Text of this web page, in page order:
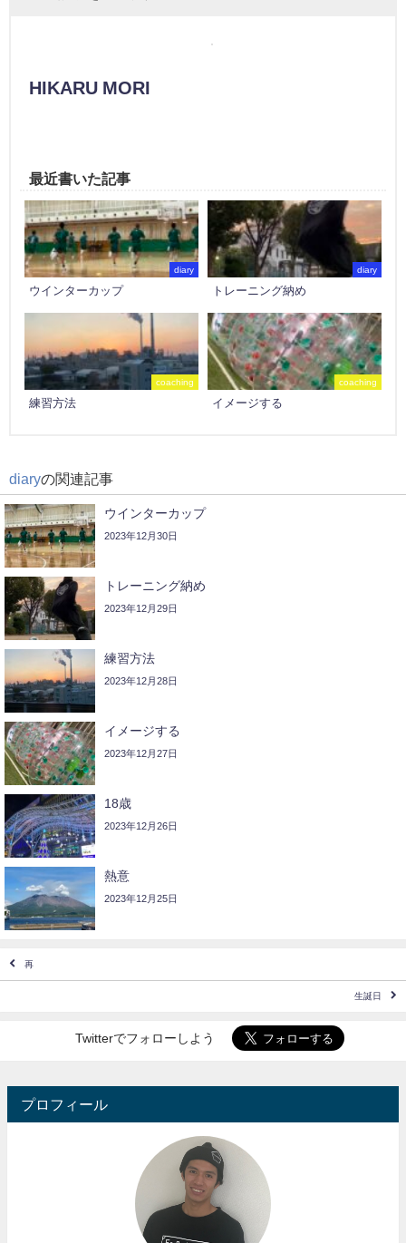
HIKARU MORI
最近書いた記事
diary
ウインターカップ
diary
トレーニング納め
coaching
練習方法
coaching
イメージする
diaryの関連記事
ウインターカップ
2023年12月30日
トレーニング納め
2023年12月29日
練習方法
2023年12月28日
イメージする
2023年12月27日
18歳
2023年12月26日
熱意
2023年12月25日
再
生誕日
Twitterでフォローしよう
プロフィール